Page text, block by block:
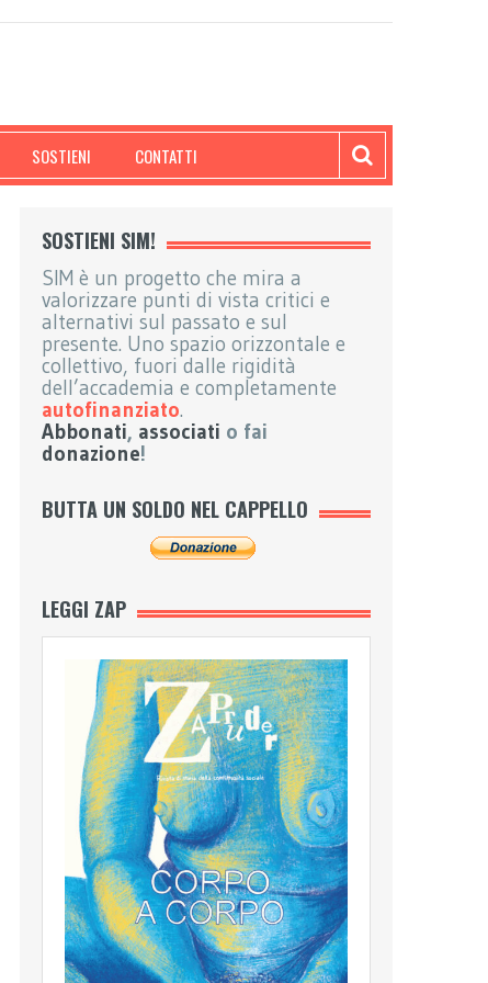
SOSTIENI CONTATTI
SOSTIENI SIM!
SIM è un progetto che mira a
valorizzare punti di vista critici e
alternativi sul passato e sul
presente. Uno spazio orizzontale e
collettivo, fuori dalle rigidità
dell’accademia e completamente
autofinanziato.
Abbonati, associati o fai
donazione!
BUTTA UN SOLDO NEL CAPPELLO
LEGGI ZAP